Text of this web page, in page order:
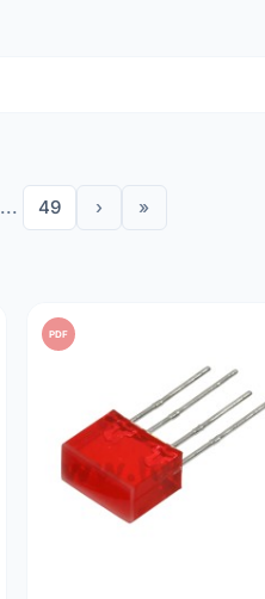
... 49 › »
PDF